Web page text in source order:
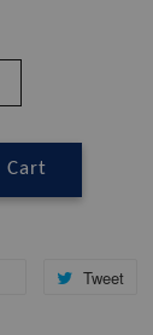
Cart
Tweet